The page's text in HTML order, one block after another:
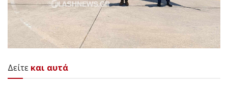
Δείτε και αυτά